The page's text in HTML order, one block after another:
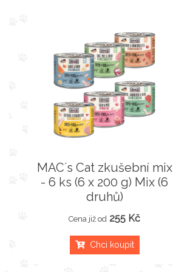
MAC´s Cat zkušební mix
- 6 ks (6 x 200 g) Mix (6
druhů)
Cena již od 255 Kč
Chci koupit